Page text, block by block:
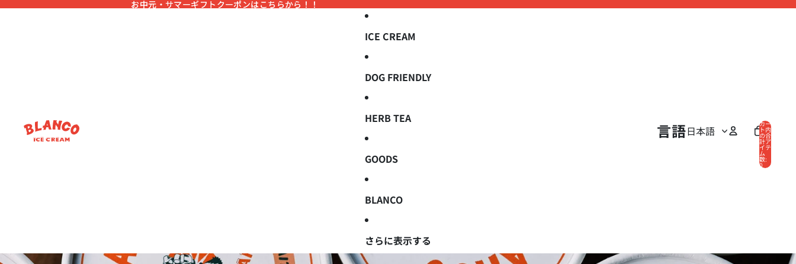
お中元・サマーギフトクーポンはこちらから！！
お中元・サマーギフトクーポンはこちらから！！
ICE CREAM
DOG FRIENDLY
HERB TEA
GOODS
BLANCO
さらに表示する
言語 カー
ト内
の合
計ア
イテ
ム
数:
0